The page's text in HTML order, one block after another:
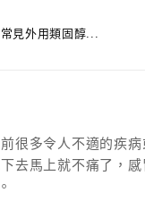
常見外用類固醇...
很多令人不適的疾
去馬上就不痛了，